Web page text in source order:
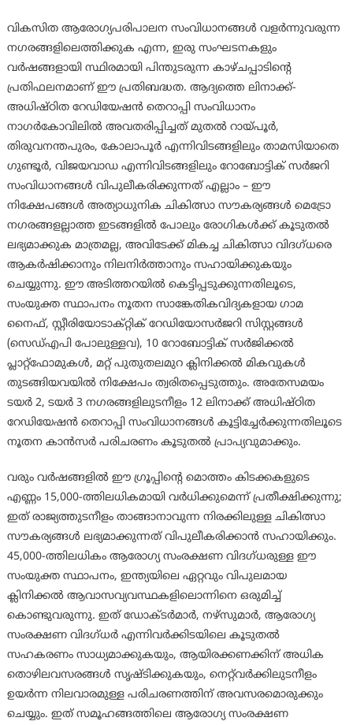
വികസിത ആരോഗ്യപരിപാലന സംവിധാനങ്ങൾ വളർന്നുവരുന്ന
നഗരങ്ങളിലെത്തിക്കുക എന്ന, ഇരു സംഘടനകളും
വർഷങ്ങളായി സ്ഥിരമായി പിന്തുടരുന്ന കാഴ്ചപ്പാടിന്റെ
പ്രതിഫലനമാണ് ഈ പ്രതിബദ്ധത. ആദ്യത്തെ ലിനാക്ക്-
അധിഷ്ഠിത റേഡിയേഷൻ തെറാപ്പി സംവിധാനം
നാഗർകോവിലിൽ അവതരിപ്പിച്ചത് മുതൽ റായ്‌പൂർ,
തിരുവനന്തപുരം, കോലാപൂർ എന്നിവിടങ്ങളിലും താമസിയാതെ
ഗുണ്ടൂർ, വിജയവാഡ എന്നിവിടങ്ങളിലും റോബോട്ടിക് സർജറി
സംവിധാനങ്ങൾ വിപുലീകരിക്കുന്നത് എല്ലാം – ഈ
നിക്ഷേപങ്ങൾ അത്യാധുനിക ചികിത്സാ സൗകര്യങ്ങൾ മെട്രോ
നഗരങ്ങളല്ലാത്ത ഇടങ്ങളിൽ പോലും രോഗികൾക്ക് കൂടുതൽ
ലഭ്യമാക്കുക മാത്രമല്ല, അവിടേക്ക് മികച്ച ചികിത്സാ വിദഗ്ധരെ
ആകർഷിക്കാനും നിലനിർത്താനും സഹായിക്കുകയും
ചെയ്യുന്നു. ഈ അടിത്തറയിൽ കെട്ടിപ്പടുക്കുന്നതിലൂടെ,
സംയുക്ത സ്ഥാപനം നൂതന സാങ്കേതികവിദ്യകളായ ഗാമ
നൈഫ്, സ്റ്റീരിയോടാക്റ്റിക് റേഡിയോസർജറി സിസ്റ്റങ്ങൾ
(സെഡ്എപി പോലുള്ളവ), 10 റോബോട്ടിക് സർജിക്കൽ
പ്ലാറ്റ്‌ഫോമുകൾ, മറ്റ് പുതുതലമുറ ക്ലിനിക്കൽ മികവുകൾ
തുടങ്ങിയവയിൽ നിക്ഷേപം ത്വരിതപ്പെടുത്തും. അതേസമയം
ടയർ 2, ടയർ 3 നഗരങ്ങളിലുടനീളം 12 ലിനാക്ക് അധിഷ്ഠിത
റേഡിയേഷൻ തെറാപ്പി സംവിധാനങ്ങൾ കൂട്ടിച്ചേർക്കുന്നതിലൂടെ
നൂതന കാൻസർ പരിചരണം കൂടുതൽ പ്രാപ്യവുമാക്കും.
വരും വർഷങ്ങളിൽ ഈ ഗ്രൂപ്പിന്റെ മൊത്തം കിടക്കകളുടെ
എണ്ണം 15,000-ത്തിലധികമായി വർധിക്കുമെന്ന് പ്രതീക്ഷിക്കുന്നു;
ഇത് രാജ്യത്തുടനീളം താങ്ങാനാവുന്ന നിരക്കിലുള്ള ചികിത്സാ
സൗകര്യങ്ങൾ ലഭ്യമാക്കുന്നത് വിപുലീകരിക്കാൻ സഹായിക്കും.
45,000-ത്തിലധികം ആരോഗ്യ സംരക്ഷണ വിദഗ്ധരുള്ള ഈ
സംയുക്ത സ്ഥാപനം, ഇന്ത്യയിലെ ഏറ്റവും വിപുലമായ
ക്ലിനിക്കൽ ആവാസവ്യവസ്ഥകളിലൊന്നിനെ ഒരുമിച്ച്
കൊണ്ടുവരുന്നു. ഇത് ഡോക്ടർമാർ, നഴ്‌സുമാർ, ആരോഗ്യ
സംരക്ഷണ വിദഗ്ധർ എന്നിവർക്കിടയിലെ കൂടുതൽ
സഹകരണം സാധ്യമാക്കുകയും, ആയിരക്കണക്കിന് അധിക
തൊഴിലവസരങ്ങൾ സൃഷ്ടിക്കുകയും, നെറ്റ്‌വർക്കിലുടനീളം
ഉയർന്ന നിലവാരമുള്ള പരിചരണത്തിന് അവസരമൊരുക്കും
ചെയ്യും. ഇത് സമൂഹങ്ങത്തിലെ ആരോഗ്യ സംരക്ഷണ